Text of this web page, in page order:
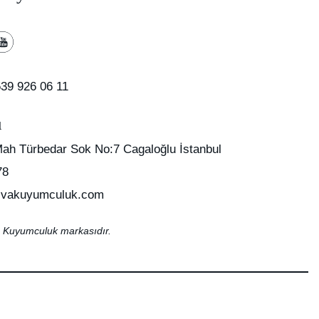
926 06 11
Türbedar Sok No:7 Cagaloğlu İstanbul
markasıdır.